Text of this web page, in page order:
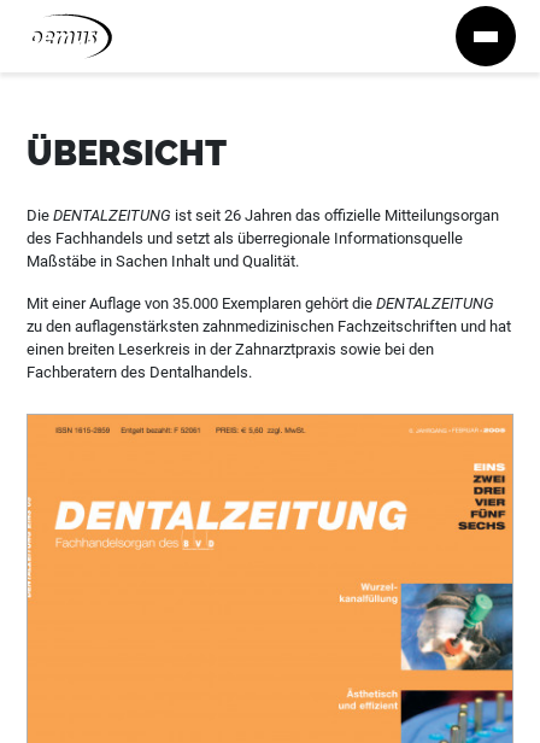
Zum Inhalt springen
ÜBERSICHT
DieDENTALZEITUNG ist seit 26 Jahren das offizielle Mitteilungsorgan
des Fachhandels und setzt als überregionale Informationsquelle
Maßstäbe in Sachen Inhalt und Qualität.
Mit einer Auflage von 35.000 Exemplaren gehört dieDENTALZEITUNG
zu den auflagenstärksten zahnmedizinischen Fachzeitschriften und hat
einen breiten Leserkreis in der Zahnarztpraxis sowie bei den
Fachberatern des Dentalhandels.